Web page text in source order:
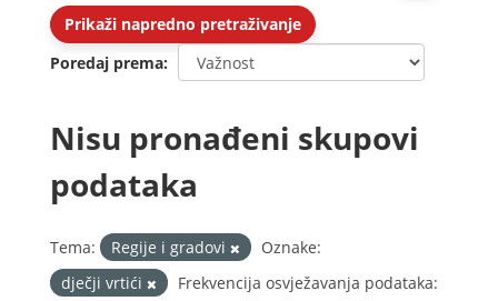
Prikaži napredno pretraživanje
Poredaj prema
Nisu pronađeni skupovi
podataka
Tema: Regije i gradovi
Oznake:
dječji vrtići
Frekvencija osvježavanja podataka: